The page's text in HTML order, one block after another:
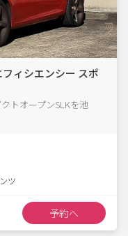
ィシエンシー スポ
トオープンSLKを池
ツ
予約へ